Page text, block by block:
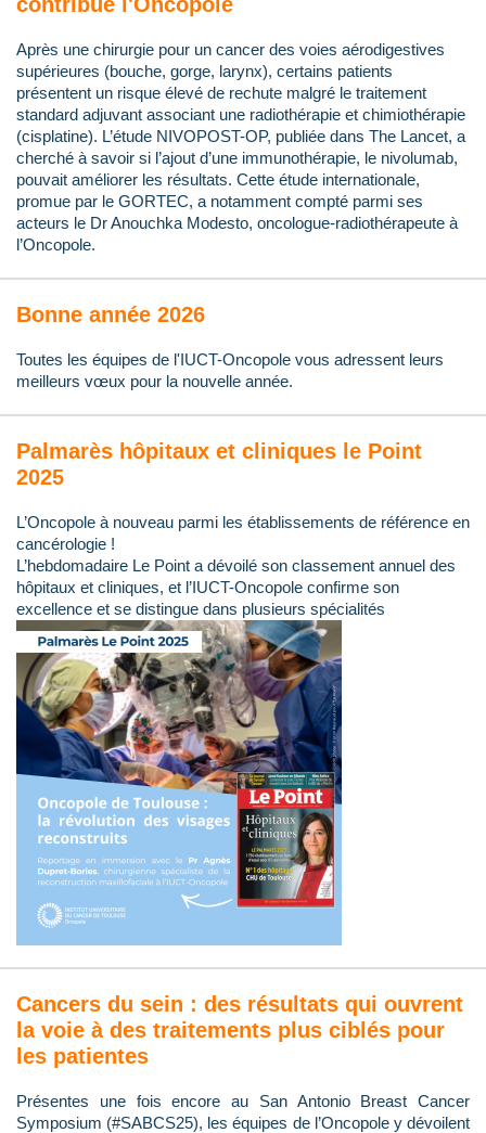
Après une chirurgie pour un cancer des voies aérodigestives
supérieures (bouche, gorge, larynx), certains patients
présentent un risque élevé de rechute malgré le traitement
standard adjuvant associant une radiothérapie et chimiothérapie
(cisplatine). L’étude NIVOPOST-OP, publiée dans The Lancet, a
cherché à savoir si l’ajout d’une immunothérapie, le nivolumab,
pouvait améliorer les résultats. Cette étude internationale,
promue par le GORTEC, a notamment compté parmi ses
acteurs le Dr Anouchka Modesto, oncologue-radiothérapeute à
l’Oncopole.
Bonne année 2026
Toutes les équipes de l'IUCT-Oncopole vous adressent leurs
meilleurs vœux pour la nouvelle année.
Palmarès hôpitaux et cliniques le Point
2025
L’Oncopole à nouveau parmi les établissements de référence en
cancérologie !
L’hebdomadaire Le Point a dévoilé son classement annuel des
hôpitaux et cliniques, et l’IUCT-Oncopole confirme son
excellence et se distingue dans plusieurs spécialités
Cancers du sein : des résultats qui ouvrent
la voie à des traitements plus ciblés pour
les patientes
Présentes une fois encore au San Antonio Breast Cancer
Symposium (#SABCS25), les équipes de l’Oncopole y dévoilent